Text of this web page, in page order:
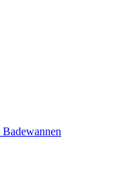
Badewannen